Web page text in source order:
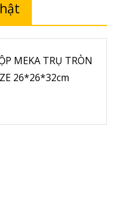
MEKA TRỤ TRÒN
26*26*32cm